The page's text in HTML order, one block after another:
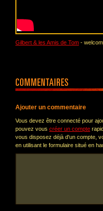
Gilbert & les Amis de Tom -
Ajouter un commentaire
Vous devez être connecté pour
pouvez vous créer un compte
vous disposez déjà d'un compte,
en utilisant le formulaire situé en